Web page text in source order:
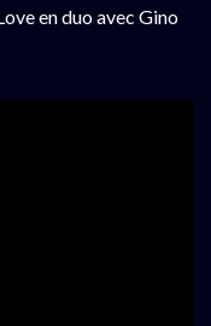
en duo avec Gino